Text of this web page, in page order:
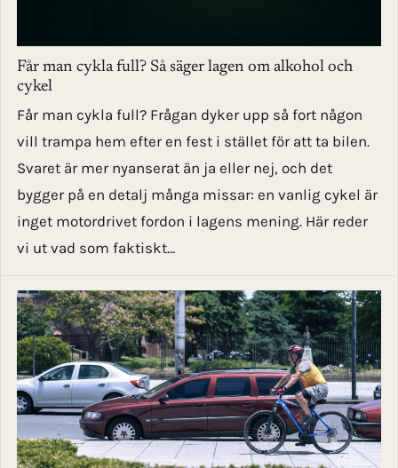
Får man cykla full? Så säger lagen om alkohol och
cykel
Får man cykla full? Frågan dyker upp så fort någon
vill trampa hem efter en fest i stället för att ta bilen.
Svaret är mer nyanserat än ja eller nej, och det
bygger på en detalj många missar: en vanlig cykel är
inget motordrivet fordon i lagens mening. Här reder
vi ut vad som faktiskt…